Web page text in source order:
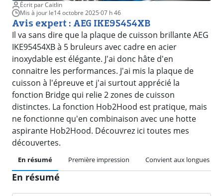
Écrit par Caitlin
Mis à jour le14 octobre 2025·07 h 46
Avis expert : AEG IKE95454XB
Il va sans dire que la plaque de cuisson brillante AEG
IKE95454XB à 5 bruleurs avec cadre en acier
inoxydable est élégante. J'ai donc hâte d'en
connaitre les performances. J'ai mis la plaque de
cuisson à l'épreuve et j'ai surtout apprécié la
fonction Bridge qui relie 2 zones de cuisson
distinctes. La fonction Hob2Hood est pratique, mais
ne fonctionne qu'en combinaison avec une hotte
aspirante Hob2Hood. Découvrez ici toutes mes
découvertes.
En résumé Première impression Convient aux longues
En résumé